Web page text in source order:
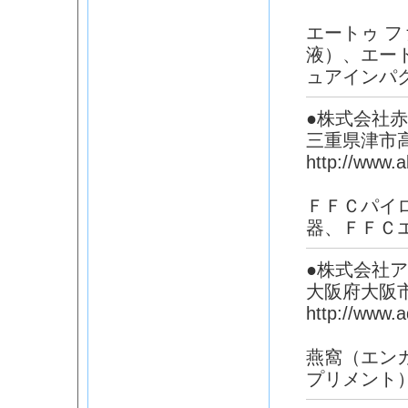
エートゥ
液）、エー
ュアインパ
●株式会社
三重県津市
http://
ＦＦＣパイ
器、ＦＦＣ
●株式会社
大阪府大阪
http://
燕窩（エ
プリメント